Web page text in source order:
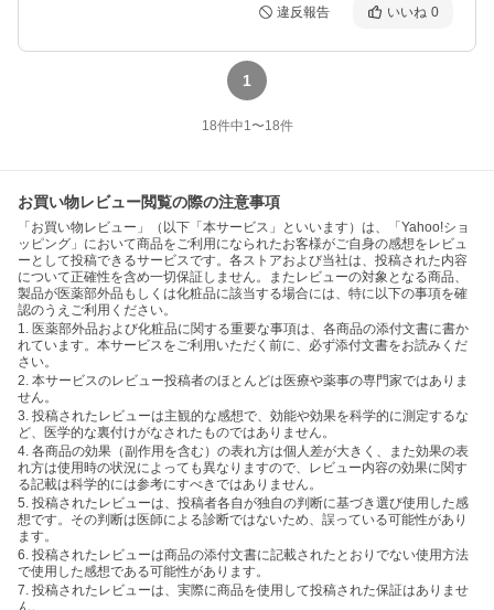
違反報告 いいね 0
1
18件中1〜18件
お買い物レビュー閲覧の際の注意事項
「お買い物レビュー」（以下「本サービス」といいます）は、「Yahoo!ショ
ッピング」において商品をご利用になられたお客様がご自身の感想をレビュ
ーとして投稿できるサービスです。各ストアおよび当社は、投稿された内容
について正確性を含め一切保証しません。またレビューの対象となる商品、
製品が医薬部外品もしくは化粧品に該当する場合には、特に以下の事項を確
認のうえご利用ください。
1. 医薬部外品および化粧品に関する重要な事項は、各商品の添付文書に書か
れています。本サービスをご利用いただく前に、必ず添付文書をお読みくだ
さい。
2. 本サービスのレビュー投稿者のほとんどは医療や薬事の専門家ではありま
せん。
3. 投稿されたレビューは主観的な感想で、効能や効果を科学的に測定するな
ど、医学的な裏付けがなされたものではありません。
4. 各商品の効果（副作用を含む）の表れ方は個人差が大きく、また効果の表
れ方は使用時の状況によっても異なりますので、レビュー内容の効果に関す
る記載は科学的には参考にすべきではありません。
5. 投稿されたレビューは、投稿者各自が独自の判断に基づき選び使用した感
想です。その判断は医師による診断ではないため、誤っている可能性があり
ます。
6. 投稿されたレビューは商品の添付文書に記載されたとおりでない使用方法
で使用した感想である可能性があります。
7. 投稿されたレビューは、実際に商品を使用して投稿された保証はありませ
ん。